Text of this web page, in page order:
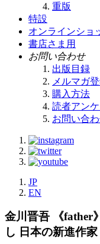
重版
特設
オンラインショ
書店さま用
お問い合わせ
出版目録
メルマガ
購入方法
読者アンケ
お問い合
JP
EN
金川晋吾 《father
し 日本の新進作